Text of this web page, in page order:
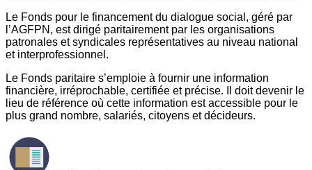
Le Fonds pour le financement du dialogue social, géré par
l’AGFPN, est dirigé paritairement par les organisations
patronales et syndicales représentatives au niveau national
et interprofessionnel.
Le Fonds paritaire s’emploie à fournir une information
financière, irréprochable, certifiée et précise. Il doit devenir le
lieu de référence où cette information est accessible pour le
plus grand nombre, salariés, citoyens et décideurs.